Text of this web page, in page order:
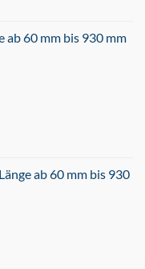
ab 60 mm bis 930 mm
ab 60 mm bis 930